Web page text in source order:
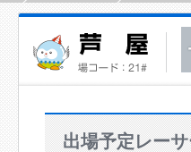
出場予定レー